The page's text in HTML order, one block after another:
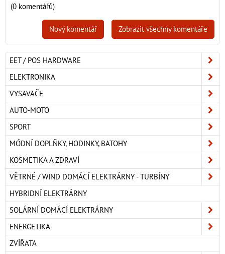
(0 komentářů)
Zobrazit všechny komentáře
Nový komentář
EET / POS HARDWARE
ELEKTRONIKA
VYSAVAČE
AUTO-MOTO
SPORT
MÓDNÍ DOPLŇKY, HODINKY, BATOHY
KOSMETIKA A ZDRAVÍ
VĚTRNÉ / WIND DOMÁCÍ ELEKTRÁRNY - TURBÍNY
HYBRIDNÍ ELEKTRÁRNY
SOLÁRNÍ DOMÁCÍ ELEKTRÁRNY
ENERGETIKA
ZVÍŘATA